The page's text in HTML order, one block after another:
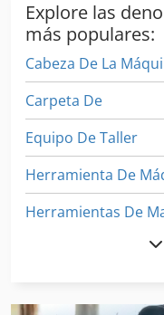
Explore las
más populares:
Cabeza De La
Carpeta De
Equipo De Taller
Herramienta De
Herramientas De
Instrucciones De